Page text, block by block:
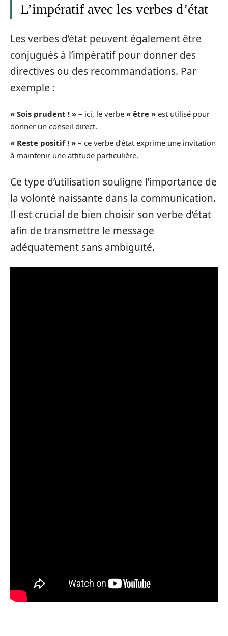
L’impératif avec les verbes d’état
Les verbes d’état peuvent également être
conjugués à l’impératif pour donner des
directives ou des recommandations. Par
exemple :
« Sois prudent ! » – ici, le verbe « être » est utilisé pour
donner un conseil direct.
« Reste positif ! » – ce verbe d’état exprime une invitation
à maintenir une attitude particulière.
Ce type d’utilisation souligne l’importance de
la volonté naissante dans la communication.
Il est crucial de bien choisir son verbe d’état
afin de transmettre le message
adéquatement sans ambiguïté.